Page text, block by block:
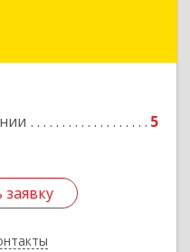
5
Подробнее